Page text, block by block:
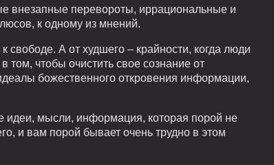
внезапные перевороты, иррациональные и
к одному из мнений.
А от худшего – крайности, когда люди
чтобы очистить свое сознание от
божественного откровения информации,
идеи, мысли, информация, которая порой не
и вам порой бывает очень трудно в этом